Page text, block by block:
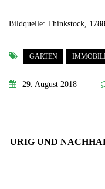
Bildquelle: Thinkstock,
GARTEN
29. August 2018
URIG UND